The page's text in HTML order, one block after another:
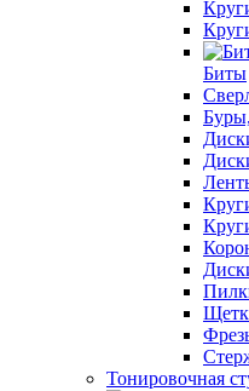
Биты
Тонировочная